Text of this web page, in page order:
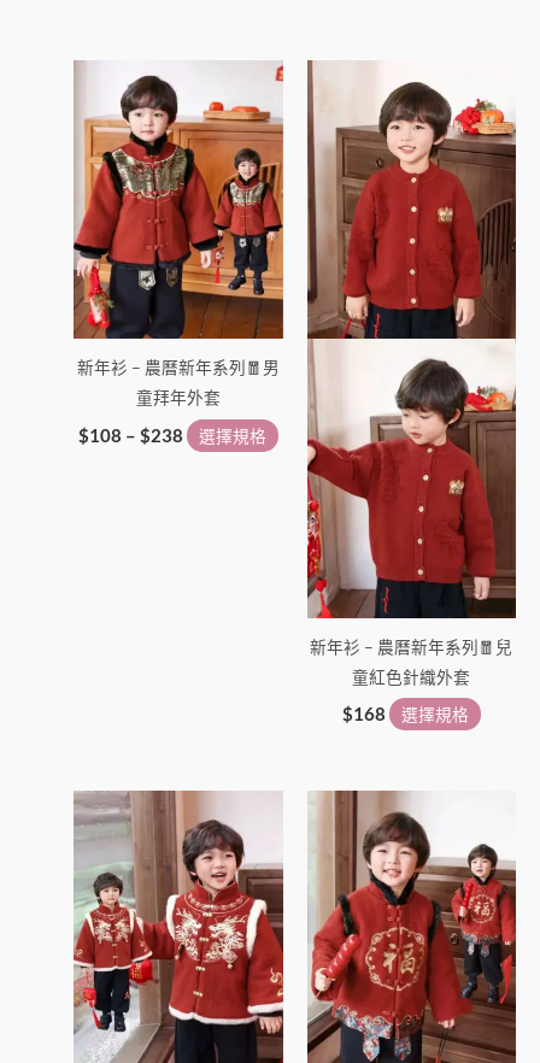
選
項
選
項
新年衫 – 農曆新年系列🧧男
童拜年外套
$108 – $238
範
圍：
$108
到
$238
選擇規格
此
品
有
多
種
式。
在
產
頁
新年衫 – 農曆新年系列🧧兒
童紅色針織外套
$168 選擇規格
產
品
有
種
款
式。
可
在
品
頁
面
選
擇
項
格
範
圍：
$108
到
$238
品
多
種
款
式。
格
範
圍：
$108
到
$195
品
有
多
種
款
式
可